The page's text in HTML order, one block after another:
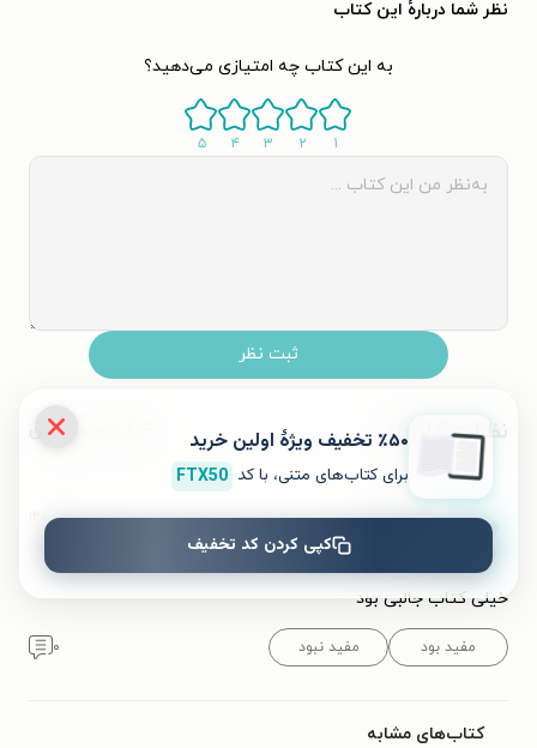
نظر شما دربارهٔ این کتاب
به این کتاب چه امتیازی می‌دهید؟
۱ ۲ ۳ ۴ ۵
ثبت نظر
نظرات کاربران محبوب‌ترین
کاربر ۴۸۵۴۰۱۰
توصیه می‌کنم.
۱۴۰۱/۰۵/۰۹
خیلی کتاب جالبی بود
مفید بود مفید نبود ۰
کتاب‌های مشابه
٪۵۰ تخفیف ویژۀ اولین خرید
برای کتاب‌های متنی، با کد FTX50
کپی کردن کد تخفیف